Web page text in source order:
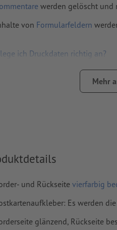
werden gelöscht und
von Formularfeldern
ich Druckdaten richtig an?
Mehr
und Rückseite vierfarbig
Es werden
glänzend, Rückseite